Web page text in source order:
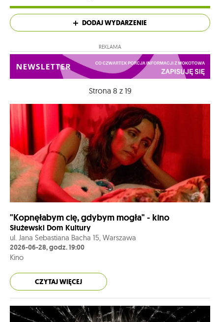
DODAJ WYDARZENIE
REKLAMA
Strona 8 z 19
"Kopnęłabym cię, gdybym mogła" - kino
Służewski Dom Kultury
ul. Jana Sebastiana Bacha 15, Warszawa
2026-06-28, godz. 19:00
Kino
CZYTAJ WIĘCEJ